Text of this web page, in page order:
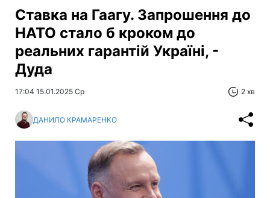
Ставка на Гаагу. Запрошення до
НАТО стало б кроком до
реальних гарантій Україні, -
Дуда
17:04 15.01.2025 Ср 2 хв
ДАНИЛО КРАМАРЕНКО